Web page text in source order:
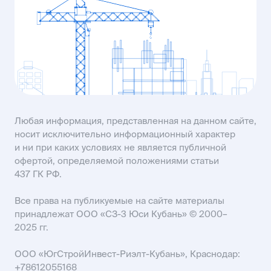
KISLOVODSK@USIMAIL.RU
пр-кт Строителей, 93А
SALES61@USIMAIL.RU
Любая информация, представленная на данном сайте,
носит исключительно информационный характер
и ни при каких условиях не является публичной
офертой, определяемой положениями статьи
437 ГК РФ.
Все права на публикуемые на сайте материалы
принадлежат ООО «СЗ-3 Юси Кубань» © 2000–
2025 гг.
ООО «ЮгСтройИнвест-Риэлт-Кубань», Краснодар:
+78612055168